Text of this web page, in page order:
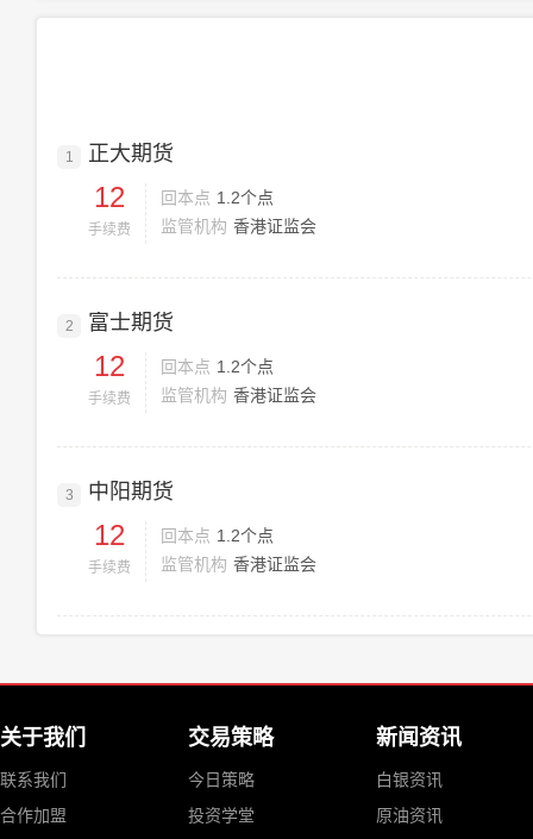
1 正大期货
12
手续费
回本点 1.2个点
监管机构 香港证监会
2 富士期货
12
手续费
回本点 1.2个点
监管机构 香港证监会
3 中阳期货
12
手续费
回本点 1.2个点
监管机构 香港证监会
关于我们
联系我们
合作加盟
交易策略
今日策略
投资学堂
新闻资讯
白银资讯
原油资讯